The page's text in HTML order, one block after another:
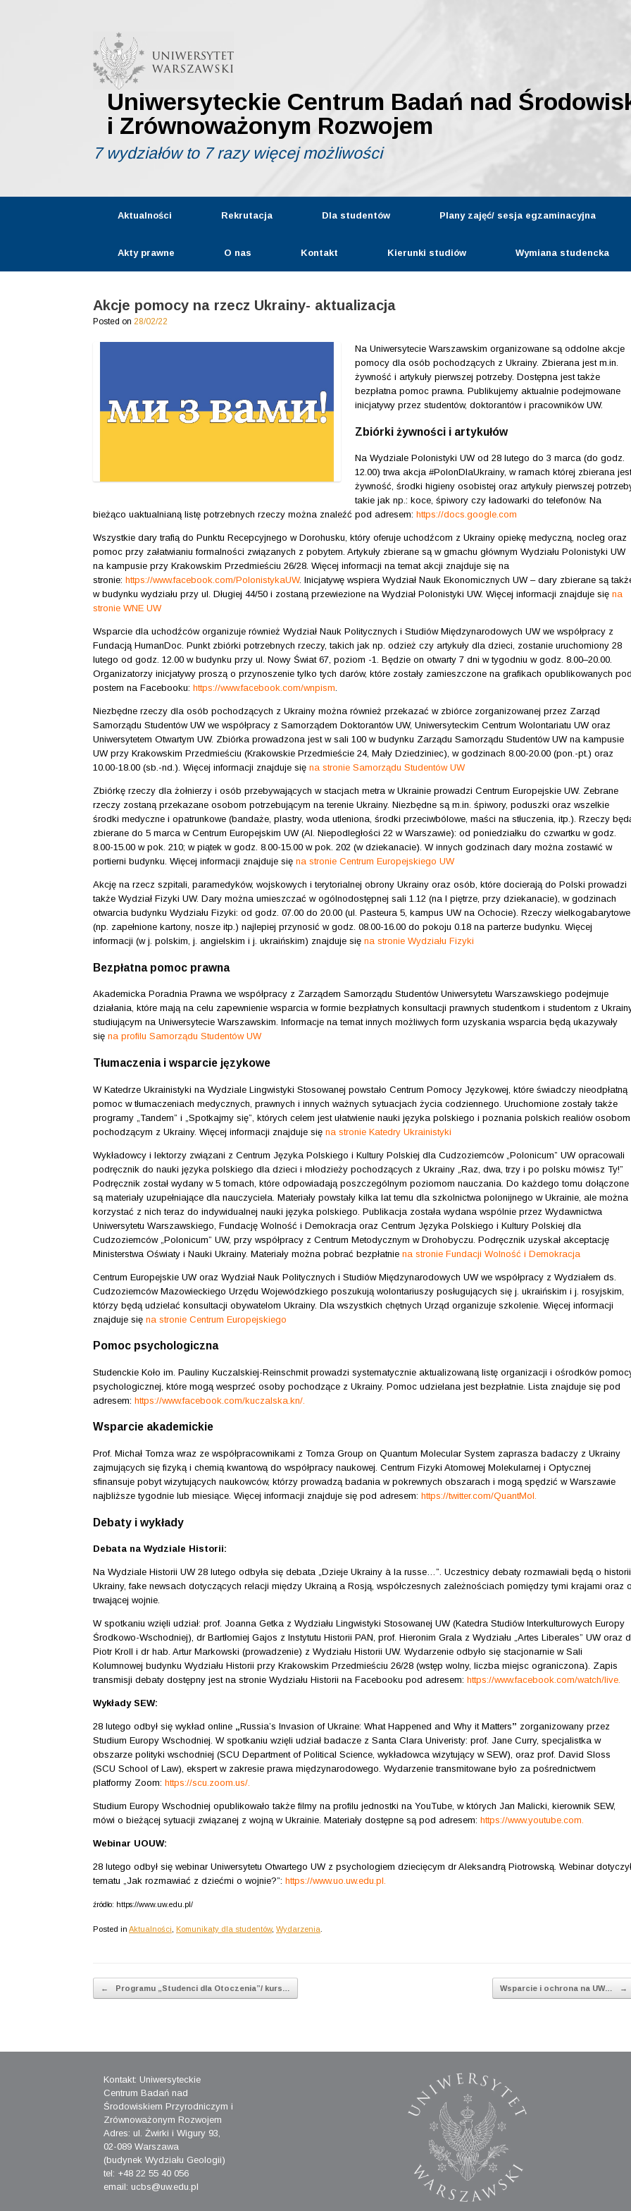
Uniwersyteckie Centrum Badań nad
i Zrównoważonym Rozwojem
7 wydziałów to 7 razy więcej możliwości
Aktualności Rekrutacja Dla studentów Plany zajęć/ sesja egzaminacyjna
Akty prawne O nas Kontakt Kierunki studiów Wymiana studencka
Akcje pomocy na rzecz Ukrainy- aktualizacja
Posted on 28/02/22
Na Uniwersytecie Warszawskim organizowane są oddolne akcje
pomocy dla osób pochodzących z Ukrainy. Zbierana jest m.in.
żywność i artykuły pierwszej potrzeby. Dostępna jest także
bezpłatna pomoc prawna. Publikujemy aktualnie podejmowane
inicjatywy przez studentów, doktorantów i pracowników UW.
Zbiórki żywności i artykułów
Na Wydziale Polonistyki UW od 28 lutego do 3 marca (do godz.
12.00) trwa akcja #PolonDlaUkrainy, w ramach której zbierana jest
żywność, środki higieny osobistej oraz artykuły pierwszej
takie jak np.: koce, śpiwory czy ładowarki do telefonów. Na
bieżąco uaktualnianą listę potrzebnych rzeczy można znaleźć pod adresem: https://docs.google.com
Wszystkie dary trafią do Punktu Recepcyjnego w Dorohusku, który oferuje uchodźcom z Ukrainy opiekę medyczną, nocleg oraz
pomoc przy załatwianiu formalności związanych z pobytem. Artykuły zbierane są w gmachu głównym Wydziału Polonistyki UW
na kampusie przy Krakowskim Przedmieściu 26/28. Więcej informacji na temat akcji znajduje się na
stronie: https://www.facebook.com/PolonistykaUW. Inicjatywę wspiera Wydział Nauk Ekonomicznych UW – dary zbierane są
w budynku wydziału przy ul. Długiej 44/50 i zostaną przewiezione na Wydział Polonistyki UW. Więcej informacji znajduje się na
stronie WNE UW
Wsparcie dla uchodźców organizuje również Wydział Nauk Politycznych i Studiów Międzynarodowych UW we współpracy z
Fundacją HumanDoc. Punkt zbiórki potrzebnych rzeczy, takich jak np. odzież czy artykuły dla dzieci, zostanie uruchomiony 28
lutego od godz. 12.00 w budynku przy ul. Nowy Świat 67, poziom -1. Będzie on otwarty 7 dni w tygodniu w godz. 8.00–20.00.
Organizatorzy inicjatywy proszą o przynoszenie tylko tych darów, które zostały zamieszczone na grafikach opublikowanych pod
postem na Facebooku: https://www.facebook.com/wnpism.
Niezbędne rzeczy dla osób pochodzących z Ukrainy można również przekazać w zbiórce zorganizowanej przez Zarząd
Samorządu Studentów UW we współpracy z Samorządem Doktorantów UW, Uniwersyteckim Centrum Wolontariatu UW oraz
Uniwersytetem Otwartym UW. Zbiórka prowadzona jest w sali 100 w budynku Zarządu Samorządu Studentów UW na kampusie
UW przy Krakowskim Przedmieściu (Krakowskie Przedmieście 24, Mały Dziedziniec), w godzinach 8.00-20.00 (pon.-pt.) oraz
10.00-18.00 (sb.-nd.). Więcej informacji znajduje się na stronie Samorządu Studentów UW
Zbiórkę rzeczy dla żołnierzy i osób przebywających w stacjach metra w Ukrainie prowadzi Centrum Europejskie UW. Zebrane
rzeczy zostaną przekazane osobom potrzebującym na terenie Ukrainy. Niezbędne są m.in. śpiwory, poduszki oraz wszelkie
środki medyczne i opatrunkowe (bandaże, plastry, woda utleniona, środki przeciwbólowe, maści na stłuczenia, itp.). Rzeczy
zbierane do 5 marca w Centrum Europejskim UW (Al. Niepodległości 22 w Warszawie): od poniedziałku do czwartku w godz.
8.00-15.00 w pok. 210; w piątek w godz. 8.00-15.00 w pok. 202 (w dziekanacie). W innych godzinach dary można zostawić w
portierni budynku. Więcej informacji znajduje się na stronie Centrum Europejskiego UW
Akcję na rzecz szpitali, paramedyków, wojskowych i terytorialnej obrony Ukrainy oraz osób, które docierają do Polski prowadzi
także Wydział Fizyki UW. Dary można umieszczać w ogólnodostępnej sali 1.12 (na I piętrze, przy dziekanacie), w godzinach
otwarcia budynku Wydziału Fizyki: od godz. 07.00 do 20.00 (ul. Pasteura 5, kampus UW na Ochocie). Rzeczy wielkogabarytowe
(np. zapełnione kartony, nosze itp.) najlepiej przynosić w godz. 08.00-16.00 do pokoju 0.18 na parterze budynku. Więcej
informacji (w j. polskim, j. angielskim i j. ukraińskim) znajduje się na stronie Wydziału Fizyki
Bezpłatna pomoc prawna
Akademicka Poradnia Prawna we współpracy z Zarządem Samorządu Studentów Uniwersytetu Warszawskiego podejmuje
działania, które mają na celu zapewnienie wsparcia w formie bezpłatnych konsultacji prawnych studentkom i studentom z
studiującym na Uniwersytecie Warszawskim. Informacje na temat innych możliwych form uzyskania wsparcia będą ukazywały
się na profilu Samorządu Studentów UW
Tłumaczenia i wsparcie językowe
W Katedrze Ukrainistyki na Wydziale Lingwistyki Stosowanej powstało Centrum Pomocy Językowej, które świadczy nieodpłatną
pomoc w tłumaczeniach medycznych, prawnych i innych ważnych sytuacjach życia codziennego. Uruchomione zostały także
programy „Tandem” i „Spotkajmy się”, których celem jest ułatwienie nauki języka polskiego i poznania polskich realiów osobom
pochodzącym z Ukrainy. Więcej informacji znajduje się na stronie Katedry Ukrainistyki
Wykładowcy i lektorzy związani z Centrum Języka Polskiego i Kultury Polskiej dla Cudzoziemców „Polonicum” UW opracowali
podręcznik do nauki języka polskiego dla dzieci i młodzieży pochodzących z Ukrainy „Raz, dwa, trzy i po polsku mówisz Ty!”
Podręcznik został wydany w 5 tomach, które odpowiadają poszczególnym poziomom nauczania. Do każdego tomu dołączone
są materiały uzupełniające dla nauczyciela. Materiały powstały kilka lat temu dla szkolnictwa polonijnego w Ukrainie, ale można
korzystać z nich teraz do indywidualnej nauki języka polskiego. Publikacja została wydana wspólnie przez Wydawnictwa
Uniwersytetu Warszawskiego, Fundację Wolność i Demokracja oraz Centrum Języka Polskiego i Kultury Polskiej dla
Cudzoziemców „Polonicum” UW, przy współpracy z Centrum Metodycznym w Drohobyczu. Podręcznik uzyskał akceptację
Ministerstwa Oświaty i Nauki Ukrainy. Materiały można pobrać bezpłatnie na stronie Fundacji Wolność i Demokracja
Centrum Europejskie UW oraz Wydział Nauk Politycznych i Studiów Międzynarodowych UW we współpracy z Wydziałem ds.
Cudzoziemców Mazowieckiego Urzędu Wojewódzkiego poszukują wolontariuszy posługujących się j. ukraińskim i j. rosyjskim,
którzy będą udzielać konsultacji obywatelom Ukrainy. Dla wszystkich chętnych Urząd organizuje szkolenie. Więcej informacji
znajduje się na stronie Centrum Europejskiego
Pomoc psychologiczna
Studenckie Koło im. Pauliny Kuczalskiej-Reinschmit prowadzi systematycznie aktualizowaną listę organizacji i ośrodków
psychologicznej, które mogą wesprzeć osoby pochodzące z Ukrainy. Pomoc udzielana jest bezpłatnie. Lista znajduje się pod
adresem: https://www.facebook.com/kuczalska.kn/
Wsparcie akademickie
Prof. Michał Tomza wraz ze współpracownikami z Tomza Group on Quantum Molecular System zaprasza badaczy z Ukrainy
zajmujących się fizyką i chemią kwantową do współpracy naukowej. Centrum Fizyki Atomowej Molekularnej i Optycznej
sfinansuje pobyt wizytujących naukowców, którzy prowadzą badania w pokrewnych obszarach i mogą spędzić w Warszawie
najbliższe tygodnie lub miesiące. Więcej informacji znajduje się pod adresem: https://twitter.com/QuantMol
Debaty i wykłady
Debata na Wydziale Historii:
Na Wydziale Historii UW 28 lutego odbyła się debata „Dzieje Ukrainy à la russe…”. Uczestnicy debaty rozmawiali będą o historii
Ukrainy, fake newsach dotyczących relacji między Ukrainą a Rosją, współczesnych zależnościach pomiędzy tymi krajami oraz o
trwającej wojnie.
W spotkaniu wzięli udział: prof. Joanna Getka z Wydziału Lingwistyki Stosowanej UW (Katedra Studiów Interkulturowych Europy
Środkowo-Wschodniej), dr Bartłomiej Gajos z Instytutu Historii PAN, prof. Hieronim Grala z Wydziału „Artes Liberales” UW oraz
Piotr Kroll i dr hab. Artur Markowski (prowadzenie) z Wydziału Historii UW. Wydarzenie odbyło się stacjonarnie w Sali
Kolumnowej budynku Wydziału Historii przy Krakowskim Przedmieściu 26/28 (wstęp wolny, liczba miejsc ograniczona). Zapis
transmisji debaty dostępny jest na stronie Wydziału Historii na Facebooku pod adresem: https://www.facebook.com/watch/live.
Wykłady SEW:
28 lutego odbył się wykład online „Russia’s Invasion of Ukraine: What Happened and Why it Matters” zorganizowany przez
Studium Europy Wschodniej. W spotkaniu wzięli udział badacze z Santa Clara Univeristy: prof. Jane Curry, specjalistka w
obszarze polityki wschodniej (SCU Department of Political Science, wykładowca wizytujący w SEW), oraz prof. David Sloss
(SCU School of Law), ekspert w zakresie prawa międzynarodowego. Wydarzenie transmitowane było za pośrednictwem
platformy Zoom: https://scu.zoom.us/.
Studium Europy Wschodniej opublikowało także filmy na profilu jednostki na YouTube, w których Jan Malicki, kierownik SEW,
mówi o bieżącej sytuacji związanej z wojną w Ukrainie. Materiały dostępne są pod adresem: https://www.youtube.com.
Webinar UOUW:
28 lutego odbył się webinar Uniwersytetu Otwartego UW z psychologiem dziecięcym dr Aleksandrą Piotrowską. Webinar dotyczył
tematu „Jak rozmawiać z dziećmi o wojnie?”: https://www.uo.uw.edu.pl.
źródło: https://www.uw.edu.pl/
Posted in Aktualności Komunikaty dla studentów, Wydarzenia
Post navigation
← Programu „Studenci dla Otoczenia”/ kurs… Wsparcie i ochrona na UW… →
Kontakt: Uniwersyteckie
Centrum Badań nad
Środowiskiem Przyrodniczym i
Zrównoważonym Rozwojem
Adres: ul. Żwirki i Wigury 93,
02-089 Warszawa
(budynek Wydziału Geologii)
tel: +48 22 55 40 056
email: ucbs@uw.edu.pl